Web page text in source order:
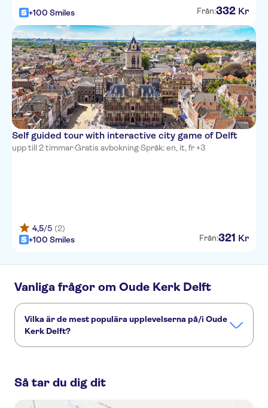
+100 Smiles Från:332 Kr
Self guided tour with interactive city game of Delft
upp till 2 timmar·Gratis avbokning·Språk: en, it, fr +3
4,5/5 (2)
+100 Smiles
Från:321 Kr
Vanliga frågor om Oude Kerk Delft
Vilka är de mest populära upplevelserna på/i Oude
Kerk Delft?
Delft Blue exploration game and tour
Self guided tour with interactive city game of Delft
Så tar du dig dit